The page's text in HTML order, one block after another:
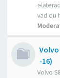
vad du
Volvo
-16)
Volvo